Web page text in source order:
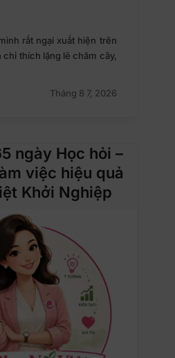
rất ngại xuất hiện trên
chỉ thích lặng lẽ chăm cây,
Tháng 8 7, 2026
ngày Học hỏi –
việc hiệu quả
Khởi Nghiệp